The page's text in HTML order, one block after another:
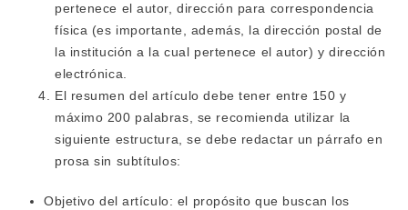
pertenece el autor, dirección para correspondencia
física (es importante, además, la dirección postal de
la institución a la cual pertenece el autor) y dirección
electrónica.
El resumen del artículo debe tener entre 150 y
máximo 200 palabras, se recomienda utilizar la
siguiente estructura, se debe redactar un párrafo en
prosa sin subtítulos:
Objetivo del artículo: el propósito que buscan los